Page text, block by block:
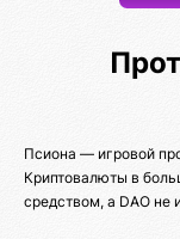
Псиона — игровой
Криптовалюты в
средством, а DAO не